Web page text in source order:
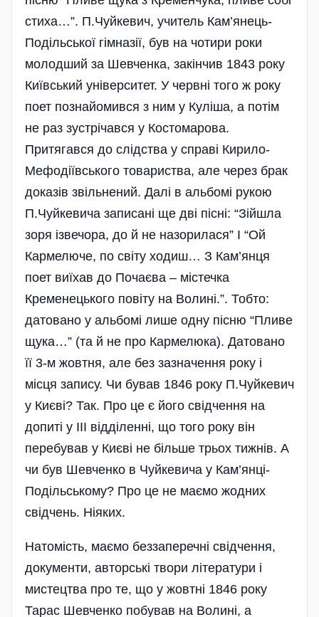
стиха…”. П.Чуйкевич, учитель Кам’янець-
Подільської гімназії, був на чотири роки
молодший за Шевченка, закінчив 1843 року
Київський університет. У червні того ж року
поет познайомився з ним у Куліша, а потім
не раз зустрічався у Костомарова.
Притягався до слідства у справі Кирило-
Мефодіївського товариства, але через брак
доказів звільнений. Далі в альбомі рукою
П.Чуйкевича записані ще дві пісні: “Зійшла
зоря ізвечора, до й не назорилася” І “Ой
Кармелюче, по світу ходиш… З Кам’янця
поет виїхав до Почаєва – містечка
Кременецького повіту на Волині.”. Тобто:
датовано у альбомі лише одну пісню “Пливе
щука…” (та й не про Кармелюка). Датовано
її 3-м жовтня, але без зазначення року і
місця запису. Чи бував 1846 року П.Чуйкевич
у Києві? Так. Про це є його свідчення на
допиті у III відділенні, що того року він
перебував у Києві не більше трьох тижнів. А
чи був Шевченко в Чуйкевича у Кам’янці-
Подільському? Про це не маємо жодних
свідчень. Ніяких.
Натомість, маємо беззаперечні свідчення,
документи, авторські твори літератури і
мистецтва про те, що у жовтні 1846 року
Тарас Шевченко побував на Волині, а